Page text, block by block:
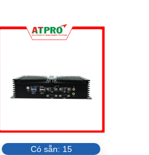
Có sẵn: 15